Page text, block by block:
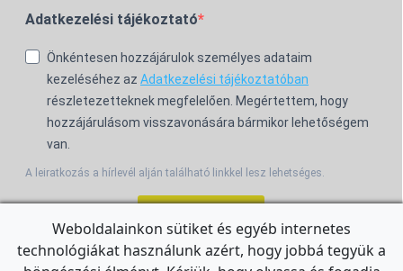
Adatkezelési tájékoztató
Önkéntesen hozzájárulok személyes adataim
kezeléséhez az Adatkezelési tájékoztatóban
részletezetteknek megfelelően. Megértettem, hogy
hozzájárulásom visszavonására bármikor lehetőségem
van.
A leiratkozás a hírlevél alján található linkkel lesz lehetséges.
For the English Newsletter, clickHERE.
Weboldalainkon sütiket és egyéb internetes
technológiákat használunk azért, hogy jobbá tegyük a